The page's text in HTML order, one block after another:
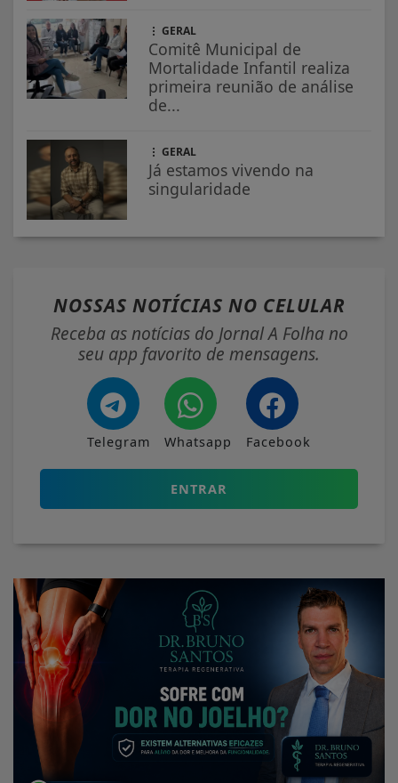
GERAL
Comitê Municipal de
Mortalidade Infantil realiza
primeira reunião de análise
de...
GERAL
Já estamos vivendo na
singularidade
NOSSAS NOTÍCIAS NO CELULAR
Receba as notícias do Jornal A Folha no
seu app favorito de mensagens.
Telegram Whatsapp Facebook
ENTRAR